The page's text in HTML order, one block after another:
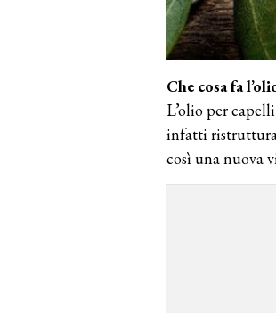
Che cosa fa
L’olio per
infatti
così una nuova